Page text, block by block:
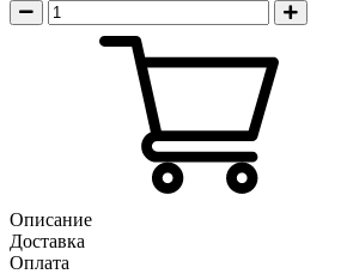
Описание
Доставка
Оплата